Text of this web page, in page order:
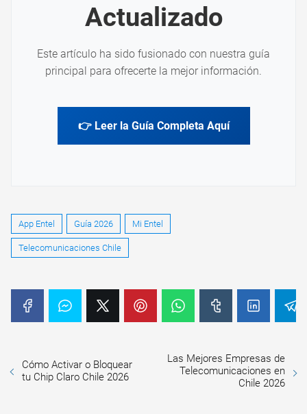
Actualizado
Este artículo ha sido fusionado con nuestra guía
principal para ofrecerte la mejor información.
👉 Leer la Guía Completa Aquí
App Entel Guía 2026 Mi Entel
Telecomunicaciones Chile
Cómo Activar o Bloquear
tu Chip Claro Chile 2026
Las Mejores Empresas de
Telecomunicaciones en
Chile 2026